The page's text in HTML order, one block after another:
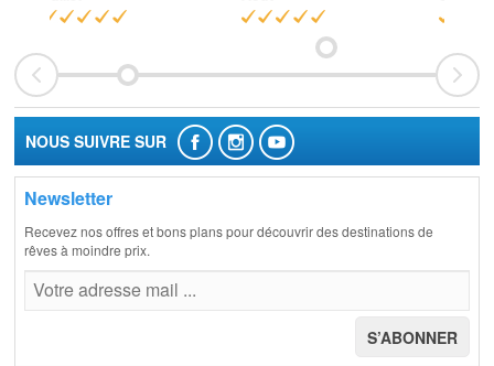
NOUS SUIVRE SUR
Newsletter
Recevez nos offres et bons plans pour découvrir des destinations de
rêves à moindre prix.